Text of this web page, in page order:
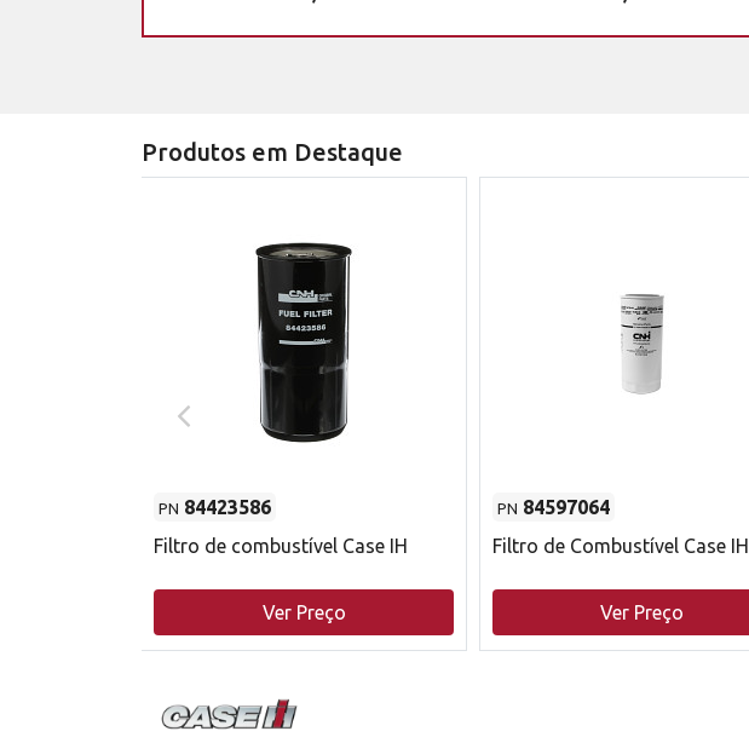
Produtos em Destaque
PN 84423586
Filtro de combustível Case IH
Ver Preço
PN 84597064
Filtro de Combustível Case IH
Ver Preço